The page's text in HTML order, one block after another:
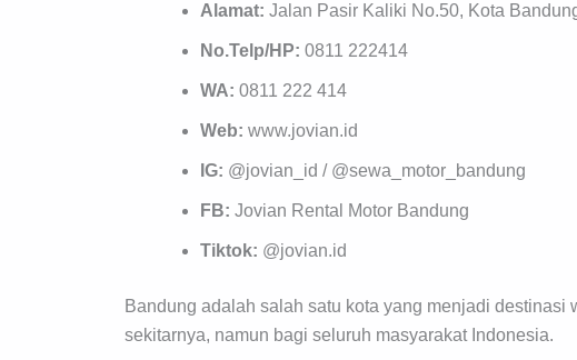
Alamat: Jalan Pasir Kaliki No.50, Kota
No.Telp/HP: 0811 222414
WA: 0811 222 414
Web: www.jovian.id
IG: @jovian_id / @sewa_motor_bandung
FB: Jovian Rental Motor Bandung
Tiktok: @jovian.id
Bandung adalah salah satu kota yang menjadi destinasi
sekitarnya, namun bagi seluruh masyarakat Indonesia.